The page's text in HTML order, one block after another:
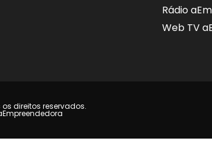
Rádio
Web TV
direitos reservados.